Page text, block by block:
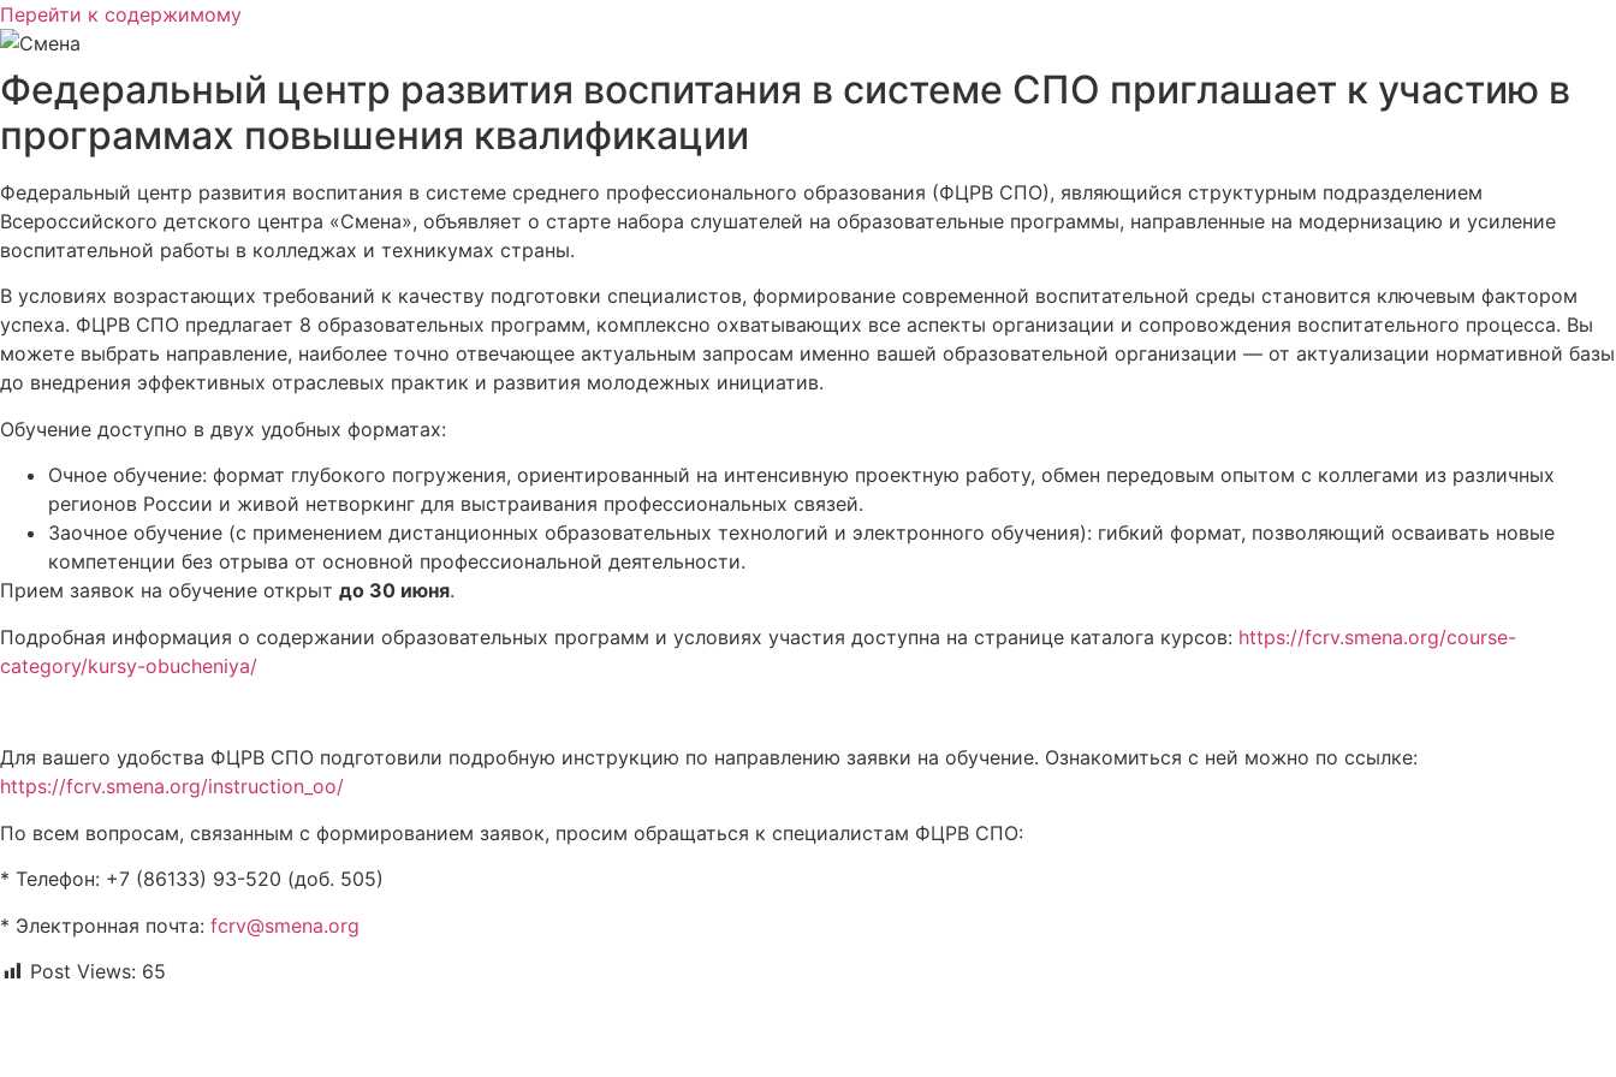
Перейти к содержимому
Федеральный центр развития воспитания в системе СПО приглашает к участию в
программах повышения квалификации
Федеральный центр развития воспитания в системе среднего профессионального образования (ФЦРВ СПО), являющийся структурным подразделением
Всероссийского детского центра «Смена», объявляет о старте набора слушателей на образовательные программы, направленные на модернизацию и усиление
воспитательной работы в колледжах и техникумах страны.
В условиях возрастающих требований к качеству подготовки специалистов, формирование современной воспитательной среды становится ключевым фактором
успеха. ФЦРВ СПО предлагает 8 образовательных программ, комплексно охватывающих все аспекты организации и сопровождения воспитательного процесса. Вы
можете выбрать направление, наиболее точно отвечающее актуальным запросам именно вашей образовательной организации — от актуализации нормативной базы
до внедрения эффективных отраслевых практик и развития молодежных инициатив.
Обучение доступно в двух удобных форматах:
Очное обучение: формат глубокого погружения, ориентированный на интенсивную проектную работу, обмен передовым опытом с коллегами из различных
регионов России и живой нетворкинг для выстраивания профессиональных связей.
Заочное обучение (с применением дистанционных образовательных технологий и электронного обучения): гибкий формат, позволяющий осваивать новые
компетенции без отрыва от основной профессиональной деятельности.
Прием заявок на обучение открыт до 30 июня.
Подробная информация о содержании образовательных программ и условиях участия доступна на странице каталога курсов: https://fcrv.smena.org/course-
category/kursy-obucheniya/
Для вашего удобства ФЦРВ СПО подготовили подробную инструкцию по направлению заявки на обучение. Ознакомиться с ней можно по ссылке:
https://fcrv.smena.org/instruction_oo/
По всем вопросам, связанным с формированием заявок, просим обращаться к специалистам ФЦРВ СПО:
* Телефон: +7 (86133) 93-520 (доб. 505)
* Электронная почта: fcrv@smena.org
Post Views: 65